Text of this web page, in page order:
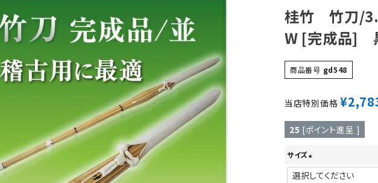
） 垂（単品） 防具セット
素振り用竹刀
防具袋 ツバ・ツバ
桂竹 竹刀/
W [完成品]
商品番号 gd548
当店特別価格 ¥
25 [ポイント進呈 ]
サイズ
(